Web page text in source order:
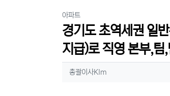
아파트
경기도 초역세권 일
지급)로 직영 본부,팀
작성자 정보
총괄이사KIm